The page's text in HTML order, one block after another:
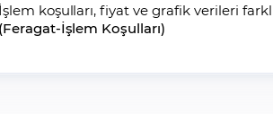
İşlem koşulları, fiyat ve grafik verileri
(Feragat-İşlem Koşulları)